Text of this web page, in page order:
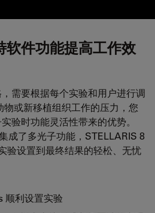
软件功能提高工作效
需要根据每个实验和用户进行调
或新移植组织工作的压力，您
验时功能灵活性带来的优势。
成了多光子功能，STELLARIS 8
验设置到最终结果的轻松、无忧
顺利设置实验